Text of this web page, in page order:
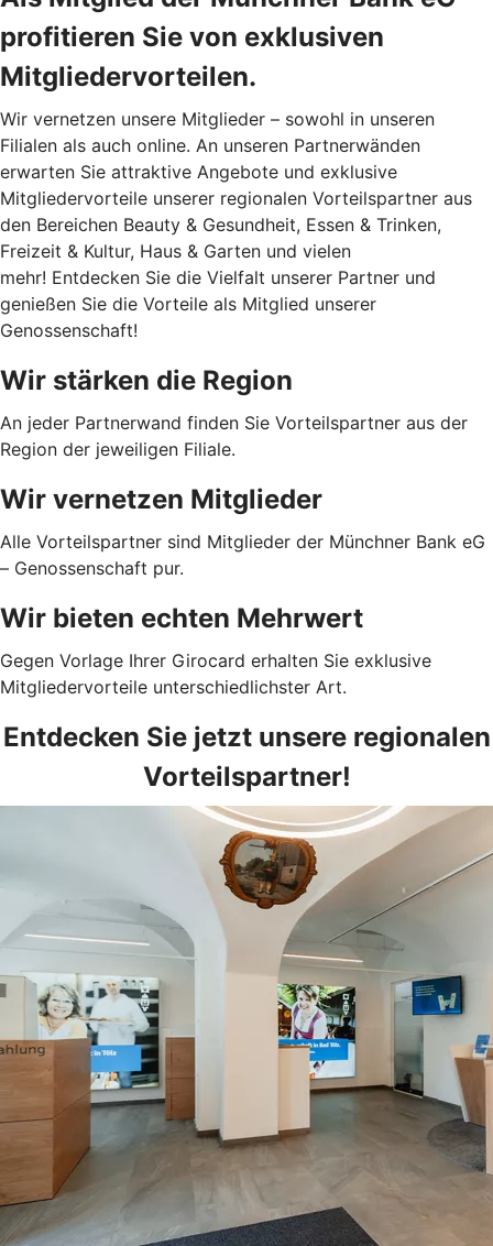
profitieren Sie von exklusiven
Mitgliedervorteilen.
Wir vernetzen unsere Mitglieder – sowohl in unseren
Filialen als auch online. An unseren Partnerwänden
erwarten Sie attraktive Angebote und exklusive
Mitgliedervorteile unserer regionalen Vorteilspartner aus
den Bereichen Beauty & Gesundheit, Essen & Trinken,
Freizeit & Kultur, Haus & Garten und vielen
mehr! Entdecken Sie die Vielfalt unserer Partner und
genießen Sie die Vorteile als Mitglied unserer
Genossenschaft!
Wir stärken die Region
An jeder Partnerwand finden Sie Vorteilspartner aus der
Region der jeweiligen Filiale.
Wir vernetzen Mitglieder
Alle Vorteilspartner sind Mitglieder der Münchner Bank eG
– Genossenschaft pur.
Wir bieten echten Mehrwert
Gegen Vorlage Ihrer Girocard erhalten Sie exklusive
Mitgliedervorteile unterschiedlichster Art.
Entdecken Sie jetzt unsere regionalen
Vorteilspartner!